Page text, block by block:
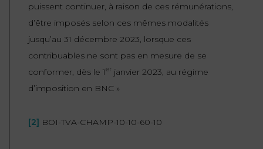
puissent continuer, à raison de ces rémunérations,
d’être imposés selon ces mêmes modalités
jusqu’au 31 décembre 2023, lorsque ces
contribuables ne sont pas en mesure de se
conformer, dès le 1er janvier 2023, au régime
d’imposition en BNC »
[2] BOI-TVA-CHAMP-10-10-60-10